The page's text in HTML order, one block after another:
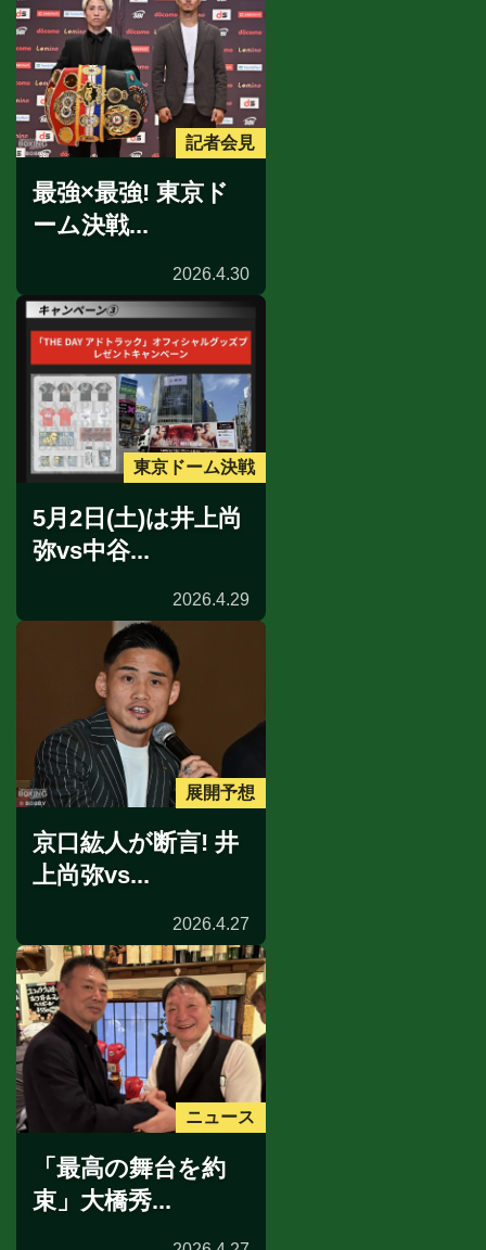
記者会見
最強×最強! 東京ド
ーム決戦...
2026.4.30
東京ドーム決戦
5月2日(土)は井上尚
弥vs中谷...
2026.4.29
展開予想
京口紘人が断言! 井
上尚弥vs...
2026.4.27
ニュース
「最高の舞台を約
束」大橋秀...